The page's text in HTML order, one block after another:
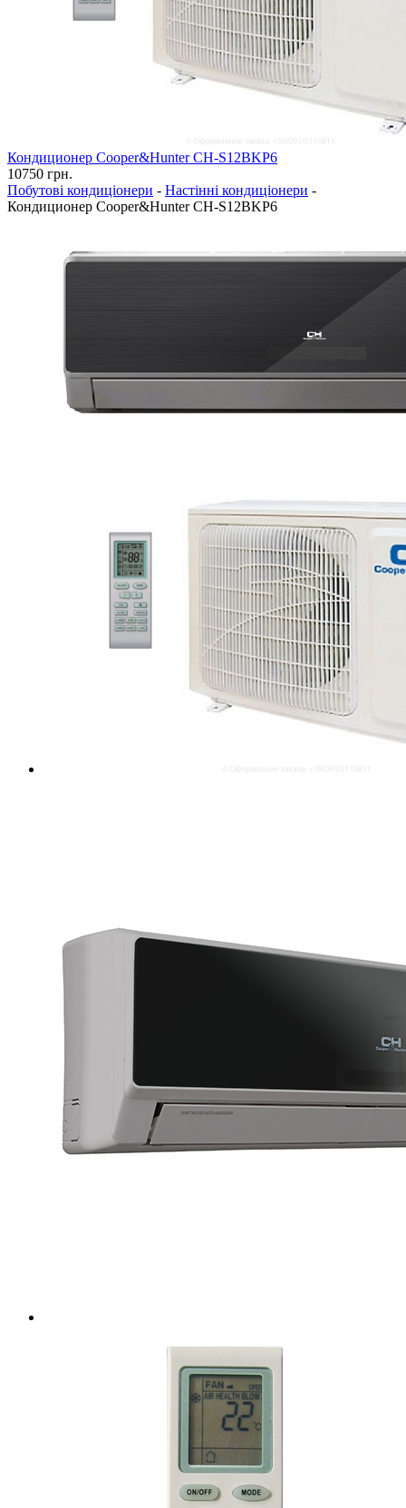
Кондиционер Cooper&Hunter CH-S12BKP6
10750 грн.
Побутові кондиціонери - Настінні кондиціонери -
Кондиционер Cooper&Hunter CH-S12BKP6